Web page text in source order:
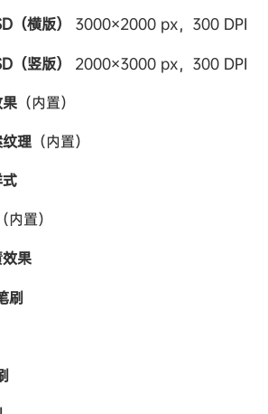
（横版）
3000×2000 px，300 DPI
（竖版）
2000×3000 px，300 DPI
（内置）
理 （内置）
（内置）
果
刷